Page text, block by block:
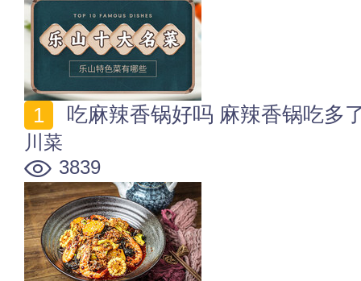
吃麻辣香锅好吗 麻辣香锅吃多
川菜
3839